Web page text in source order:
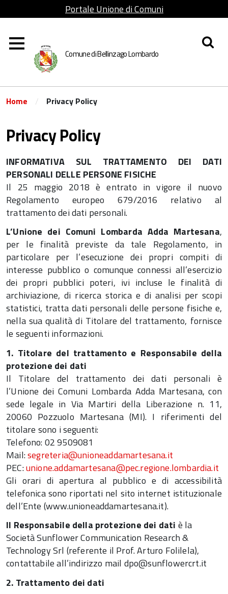
Portale Unione di Comuni
Comune di Bellinzago Lombardo
Home / Privacy Policy
Privacy Policy
INFORMATIVA SUL TRATTAMENTO DEI DATI
PERSONALI DELLE PERSONE FISICHE
Il 25 maggio 2018 è entrato in vigore il nuovo
Regolamento europeo 679/2016 relativo al
trattamento dei dati personali.
L’Unione dei Comuni Lombarda Adda Martesana,
per le finalità previste da tale Regolamento, in
particolare per l’esecuzione dei propri compiti di
interesse pubblico o comunque connessi all’esercizio
dei propri pubblici poteri, ivi incluse le finalità di
archiviazione, di ricerca storica e di analisi per scopi
statistici, tratta dati personali delle persone fisiche e,
nella sua qualità di Titolare del trattamento, fornisce
le seguenti informazioni.
1. Titolare del trattamento e Responsabile della
protezione dei dati
Il Titolare del trattamento dei dati personali è
l’Unione dei Comuni Lombarda Adda Martesana, con
sede legale in Via Martiri della Liberazione n. 11,
20060 Pozzuolo Martesana (MI). I riferimenti del
titolare sono i seguenti:
Telefono: 02 9509081
Mail:segreteria@unioneaddamartesana.it
PEC:unione.addamartesana@pec.regione.lombardia.it
Gli orari di apertura al pubblico e di accessibilità
telefonica sono riportati nel sito internet istituzionale
dell’Ente (www.unioneaddamartesana.it).
Il Responsabile della protezione dei dati è la
Società Sunflower Communication Research &
Technology Srl (referente il Prof. Arturo Folilela),
contattabile all’indirizzo mail dpo@sunflowercrt.it
2. Trattamento dei dati